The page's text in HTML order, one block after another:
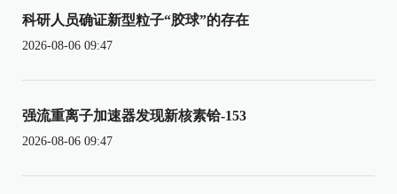
科研人员确证新型粒子“胶球”的存在
2026-08-06 09:47
强流重离子加速器发现新核素铪-153
2026-08-06 09:47